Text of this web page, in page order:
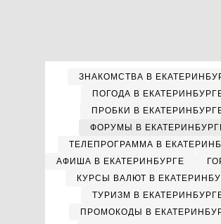
ЗНАКОМСТВА В
ПОГОДА В
ПРОБКИ В
ФОРУМЫ В
ТЕЛЕПРОГРАММА В
АФИША В ЕКАТЕРИНБУРГЕ
КУРСЫ ВАЛЮТ В
ТУРИЗМ В
ПРОМОКОДЫ В